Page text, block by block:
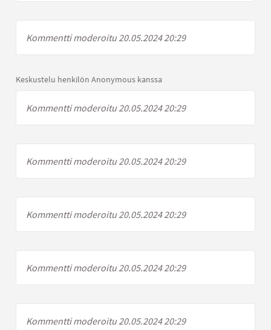
Kommentti moderoitu 20.05.2024 20:29
Keskustelu henkilön Anonymous kanssa
Kommentti moderoitu 20.05.2024 20:29
Kommentti moderoitu 20.05.2024 20:29
Kommentti moderoitu 20.05.2024 20:29
Kommentti moderoitu 20.05.2024 20:29
Kommentti moderoitu 20.05.2024 20:29